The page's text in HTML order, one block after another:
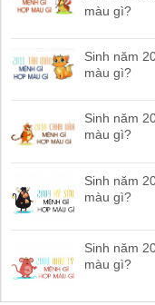
màu gì?
Sinh năm
màu gì?
Sinh năm
màu gì?
Sinh năm
màu gì?
Sinh năm
màu gì?